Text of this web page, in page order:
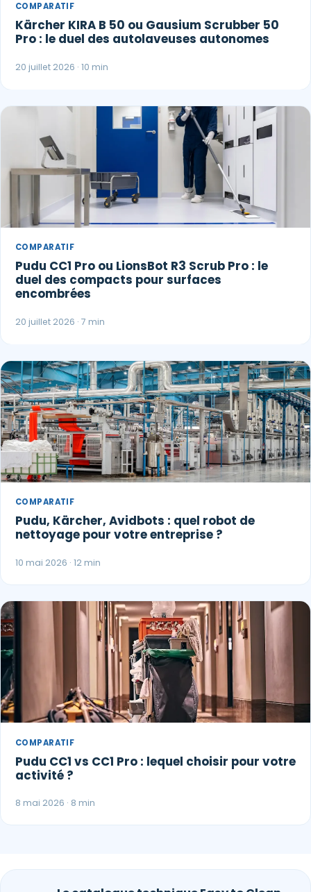
COMPARATIF
Kärcher KIRA B 50 ou Gausium Scrubber 50
Pro : le duel des autolaveuses autonomes
20 juillet 2026 · 10 min
COMPARATIF
Pudu CC1 Pro ou LionsBot R3 Scrub Pro : le
duel des compacts pour surfaces
encombrées
20 juillet 2026 · 7 min
COMPARATIF
Pudu, Kärcher, Avidbots : quel robot de
nettoyage pour votre entreprise ?
10 mai 2026 · 12 min
COMPARATIF
Pudu CC1 vs CC1 Pro : lequel choisir pour votre
activité ?
8 mai 2026 · 8 min